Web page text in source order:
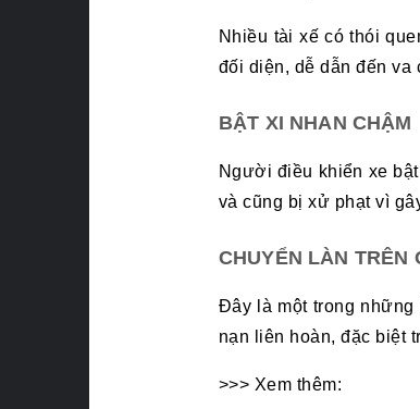
Nhiều tài xế có thói
đối diện, dễ dẫn đến va
BẬT XI NHAN CHẬM
Người điều khiển xe
và cũng bị xử phạt vì
CHUYỂN LÀN TRÊN
Đây là một trong những
nạn liên hoàn, đặc biệt
>>> Xem thêm: